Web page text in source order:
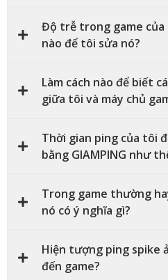
Độ trễ trong game của
nào để tôi sửa nó?
Làm cách nào để biết
giữa tôi và máy chủ
Thời gian ping của tôi
bằng GIAMPING như
Trong game thường
nó có ý nghĩa gì?
Hiện tượng ping spike
đến game?